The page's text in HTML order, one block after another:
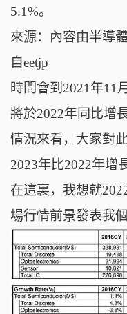
5.1%。
來源：內容由半導
自eetjp
時間會到2021年11
將於2022年同比增
情況來看，大家對
2023年比2022年增
在這裏，我想就
場行情前景發表我